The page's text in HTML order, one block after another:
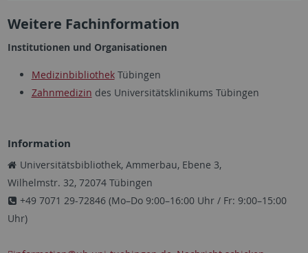
Weitere Fachinformation
Institutionen und Organisationen
MedizinbibliothekTübingen
Zahnmedizin des Universitätsklinikums Tübingen
Information
Universitätsbibliothek, Ammerbau, Ebene 3,
Wilhelmstr. 32, 72074 Tübingen
+49 7071 29-72846 (Mo–Do 9:00–16:00 Uhr / Fr: 9:00–15:00
Uhr)